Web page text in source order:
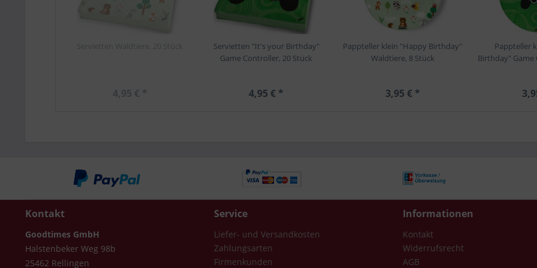
Servietten Waldtiere, 20 Stück
4,95 € *
Servietten "It's your Birthday"
Game Controller, 20 Stück
4,95 € *
Pappteller klein "Happy Birthday"
Waldtiere, 8 Stück
3,95 € *
Pappteller
Birthday" Game
Kontakt
Goodtimes GmbH
Halstenbeker Weg 98b
25462 Rellingen
Service
Liefer- und Versandkosten
Zahlungsarten
Firmenkunden
Informationen
Kontakt
Widerrufsrecht
AGB